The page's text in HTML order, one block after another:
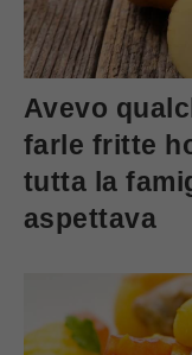
Avevo
farle fritte
tutta la
aspettava